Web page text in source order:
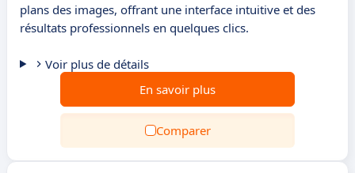
plans des images, offrant une interface intuitive et des
résultats professionnels en quelques clics.
Voir plus de détails
En savoir plus
Comparer